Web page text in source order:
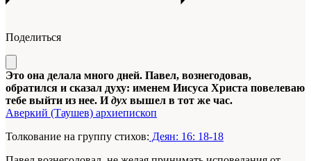
Поделиться
Это она делала много дней. Павел, вознегодовав,
обратился и сказал духу: именем Иисуса Христа повелеваю
тебе выйти из нее. Идух вышел в тот же час.
Аверкий (Таушев) архиепископ
Толкование на группу стихов: Деян: 16: 18-18